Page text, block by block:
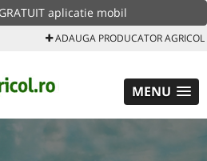
aplicatie mobil
ADAUGA PRODUCATOR AGRICOL
MENU